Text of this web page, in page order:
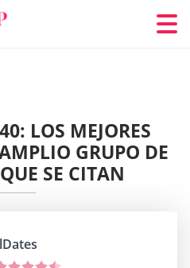
LOS MEJORES
GRUPO DE
SE CITAN